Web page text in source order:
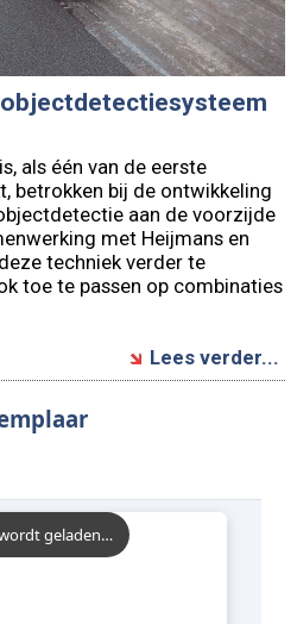
als één van de eerste
betrokken bij de ontwikkeling
aan de voorzijde
met Heijmans en
techniek verder te
toe te passen op combinaties
Lees verder...